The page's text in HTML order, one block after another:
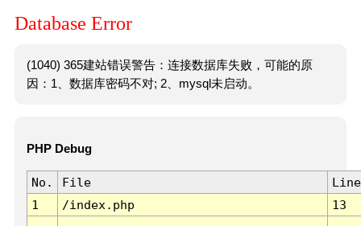
Database Error
(1040) 365建站错误警告：连接数据库失败，可能的原
因：1、数据库密码不对; 2、mysql未启动。
PHP Debug
No. File
Line
1
/index.php 13